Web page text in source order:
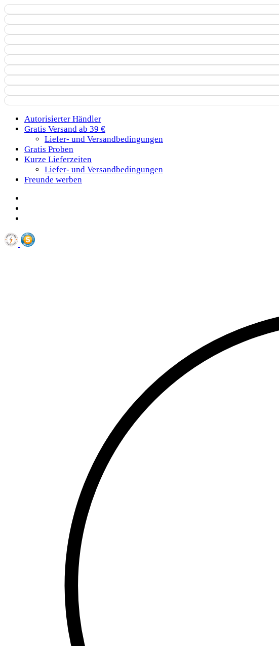
Autorisierter Händler
Gratis Versand ab 39 €
Liefer- und Versandbedingungen
Gratis Proben
Kurze Lieferzeiten
Liefer- und Versandbedingungen
Freunde werben